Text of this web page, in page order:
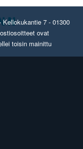
7 - 01300
ovat
toisin mainittu